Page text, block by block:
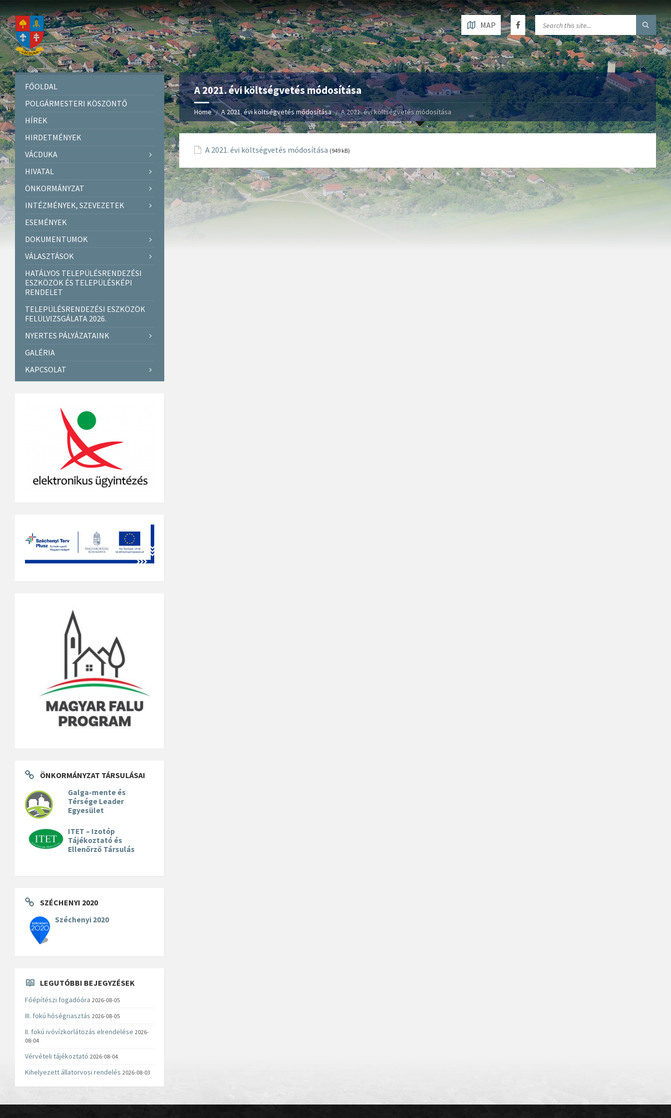
MAP
A 2021. évi költségvetés módosítása
Home A 2021. évi költségvetés módosítása A 2021. évi költségvetés módosítása
A 2021. évi költségvetés módosítása (949 kB)
FŐOLDAL
POLGÁRMESTERI KÖSZÖNTŐ
HÍREK
HIRDETMÉNYEK
VÁCDUKA
HIVATAL
ÖNKORMÁNYZAT
INTÉZMÉNYEK, SZEVEZETEK
ESEMÉNYEK
DOKUMENTUMOK
VÁLASZTÁSOK
HATÁLYOS TELEPÜLÉSRENDEZÉSI
ESZKÖZÖK ÉS TELEPÜLÉSKÉPI
RENDELET
TELEPÜLÉSRENDEZÉSI ESZKÖZÖK
FELÜLVIZSGÁLATA 2026.
NYERTES PÁLYÁZATAINK
GALÉRIA
KAPCSOLAT
ÖNKORMÁNYZAT TÁRSULÁSAI
Galga-mente és
Térsége Leader
Egyesület
ITET – Izotóp
Tájékoztató és
Ellenőrző Társulás
SZÉCHENYI 2020
Széchenyi 2020
LEGUTÓBBI BEJEGYZÉSEK
Főépítészi fogadóóra 2026-08-05
III. fokú hőségriasztás 2026-08-05
II. fokú ivóvízkorlátozás elrendelése 2026-
08-04
Vérvételi tájékoztató 2026-08-04
Kihelyezett állatorvosi rendelés 2026-08-03